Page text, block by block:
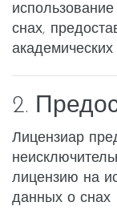
снах,
2.
Лицензиар
лицензию на
данных о снах